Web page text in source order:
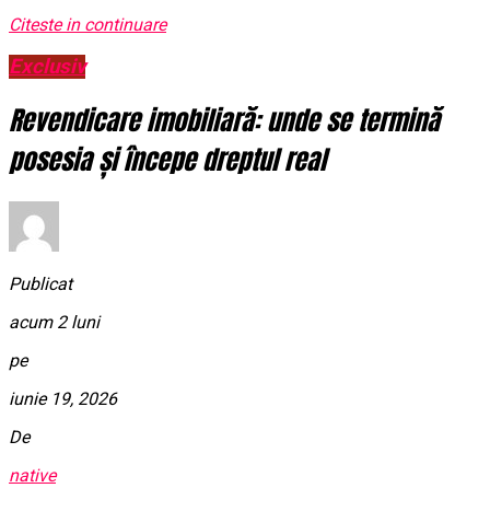
Citeste in continuare
Exclusiv
Revendicare imobiliară: unde se termină
posesia și începe dreptul real
Publicat
acum 2 luni
pe
iunie 19, 2026
De
native